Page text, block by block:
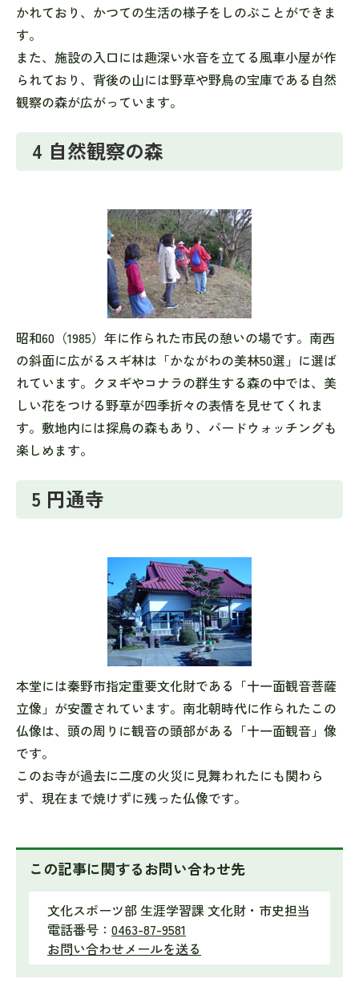
かれており、かつての生活の様子をしのぶことができま
す。
また、施設の入口には趣深い水音を立てる風車小屋が作
られており、背後の山には野草や野鳥の宝庫である自然
観察の森が広がっています。
4 自然観察の森
昭和60（1985）年に作られた市民の憩いの場です。南西
の斜面に広がるスギ林は「かながわの美林50選」に選ば
れています。クヌギやコナラの群生する森の中では、美
しい花をつける野草が四季折々の表情を見せてくれま
す。敷地内には探鳥の森もあり、バードウォッチングも
楽しめます。
5 円通寺
本堂には秦野市指定重要文化財である「十一面観音菩薩
立像」が安置されています。南北朝時代に作られたこの
仏像は、頭の周りに観音の頭部がある「十一面観音」像
です。
このお寺が過去に二度の火災に見舞われたにも関わら
ず、現在まで焼けずに残った仏像です。
この記事に関するお問い合わせ先
文化スポーツ部 生涯学習課 文化財・市史担当
電話番号： 0463-87-9581
お問い合わせメールを送る